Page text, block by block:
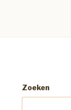
Zoeken